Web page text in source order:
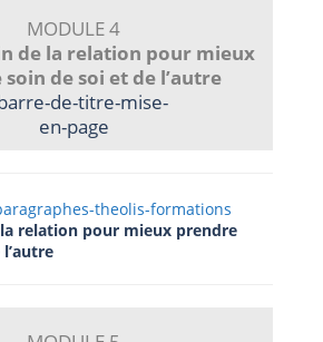
MODULE 4
de la relation pour mieux
de soi et de l’autre
relation pour mieux prendre